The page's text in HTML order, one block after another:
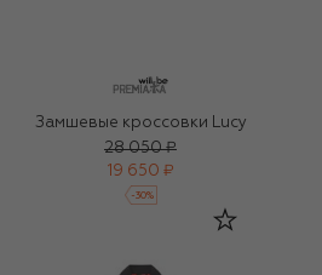
Замшевые кроссовки Lucy
28 050 ₽
19 650 ₽
-30%